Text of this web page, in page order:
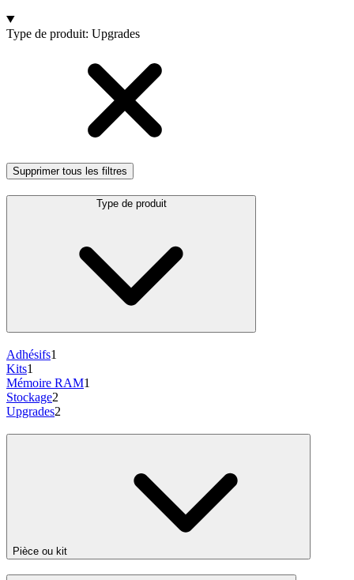
Products
Type de produit: Upgrades
Supprimer tous les filtres
Type de produit
Adhésifs1
Kits1
Mémoire RAM1
Stockage2
Upgrades2
Pièce ou kit